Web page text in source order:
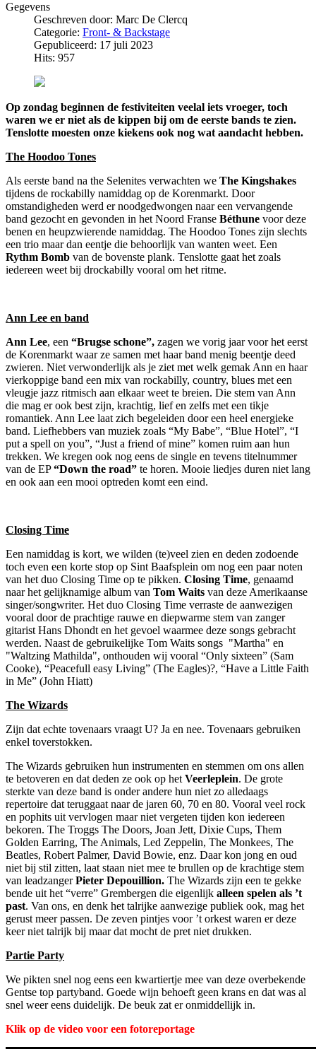
Gegevens
Geschreven door: Marc De Clercq
Categorie: Front- & Backstage
Gepubliceerd: 17 juli 2023
Hits: 957
Op zondag beginnen de festiviteiten veelal iets vroeger, toch
waren we er niet als de kippen bij om de eerste bands te zien.
Tenslotte moesten onze kiekens ook nog wat aandacht hebben.
The Hoodoo Tones
Als eerste band na the Selenites verwachten we The Kingshakes
tijdens de rockabilly namiddag op de Korenmarkt. Door
omstandigheden werd er noodgedwongen naar een vervangende
band gezocht en gevonden in het Noord Franse Béthune voor deze
benen en heupzwierende namiddag. The Hoodoo Tones zijn slechts
een trio maar dan eentje die behoorlijk van wanten weet. Een
Rythm Bomb van de bovenste plank. Tenslotte gaat het zoals
iedereen weet bij drockabilly vooral om het ritme.
Ann Lee en band
Ann Lee, een “Brugse schone”, zagen we vorig jaar voor het eerst
de Korenmarkt waar ze samen met haar band menig beentje deed
zwieren. Niet verwonderlijk als je ziet met welk gemak Ann en haar
vierkoppige band een mix van rockabilly, country, blues met een
vleugje jazz ritmisch aan elkaar weet te breien. Die stem van Ann
die mag er ook best zijn, krachtig, lief en zelfs met een tikje
romantiek. Ann Lee laat zich begeleiden door een heel energieke
band. Liefhebbers van muziek zoals “My Babe”, “Blue Hotel”, “I
put a spell on you”, “Just a friend of mine” komen ruim aan hun
trekken. We kregen ook nog eens de single en tevens titelnummer
van de EP“Down the road” te horen. Mooie liedjes duren niet lang
en ook aan een mooi optreden komt een eind.
Closing Time
Een namiddag is kort, we wilden (te)veel zien en deden zodoende
toch even een korte stop op Sint Baafsplein om nog een paar noten
van het duo Closing Time op te pikken. Closing Time, genaamd
naar het gelijknamige album van Tom Waits van deze Amerikaanse
singer/songwriter. Het duo Closing Time verraste de aanwezigen
vooral door de prachtige rauwe en diepwarme stem van zanger
gitarist Hans Dhondt en het gevoel waarmee deze songs gebracht
werden. Naast de gebruikelijke Tom Waits songs "Martha" en
"Waltzing Mathilda", onthouden wij vooral “Only sixteen” (Sam
Cooke), “Peacefull easy Living” (The Eagles)?, “Have a Little Faith
in Me” (John Hiatt)
The Wizards
Zijn dat echte tovenaars vraagt U? Ja en nee. Tovenaars gebruiken
enkel toverstokken.
The Wizards gebruiken hun instrumenten en stemmen om ons allen
te betoveren en dat deden ze ook op het Veerleplein. De grote
sterkte van deze band is onder andere hun niet zo alledaags
repertoire dat teruggaat naar de jaren 60, 70 en 80. Vooral veel rock
en pophits uit vervlogen maar niet vergeten tijden kon iedereen
bekoren. The Troggs The Doors, Joan Jett, Dixie Cups, Them
Golden Earring, The Animals, Led Zeppelin, The Monkees, The
Beatles, Robert Palmer, David Bowie, enz. Daar kon jong en oud
niet bij stil zitten, laat staan niet mee te brullen op de krachtige stem
van leadzangerPieter Depouillion. The Wizards zijn een te gekke
bende uit het “verre” Grembergen die eigenlijk alleen spelen als ’t
past. Van ons, en denk het talrijke aanwezige publiek ook, mag het
gerust meer passen. De zeven pintjes voor ’t orkest waren er deze
keer niet talrijk bij maar dat mocht de pret niet drukken.
Partie Party
We pikten snel nog eens een kwartiertje mee van deze overbekende
Gentse top partyband. Goede wijn behoeft geen krans en dat was al
snel weer eens duidelijk. De beuk zat er onmiddellijk in.
Klik op de video voor een fotoreportage